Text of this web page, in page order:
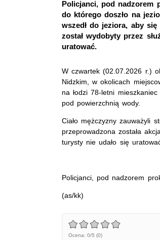
Policjanci, pod nadzorem
do którego doszło na
wszedł do jeziora, aby
został wydobyty przez
uratować.
W czwartek (02.07.2026 r.)
Nidzkim, w okolicach
na łodzi 78-letni
pod powierzchnią wody.
Ciało mężczyzny zauważyli
przeprowadzona została
turysty nie udało się
Policjanci, pod nadzorem
(as/kk)
Ocena: 0/5 (0)